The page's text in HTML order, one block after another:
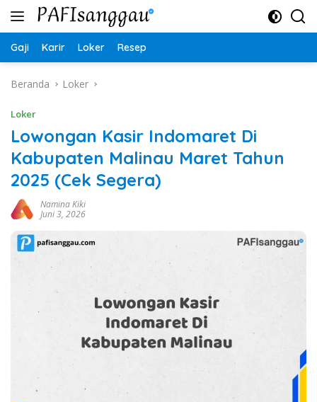
Langsung
Gaji Karir Loker Resep
Beranda Loker
Loker
Lowongan Kasir Indomaret Di
Kabupaten Malinau Maret Tahun
2025 (Cek Segera)
Namina Kiki
Juni 3, 2026